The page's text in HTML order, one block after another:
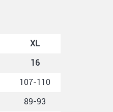
XL
16
107-110
89-93